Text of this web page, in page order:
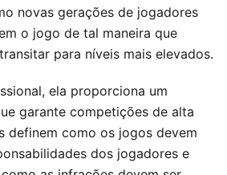
novas gerações de jogadores
o jogo de tal maneira que
para níveis mais elevados.
ela proporciona um
garante competições de alta
definem como os jogos devem
dos jogadores e